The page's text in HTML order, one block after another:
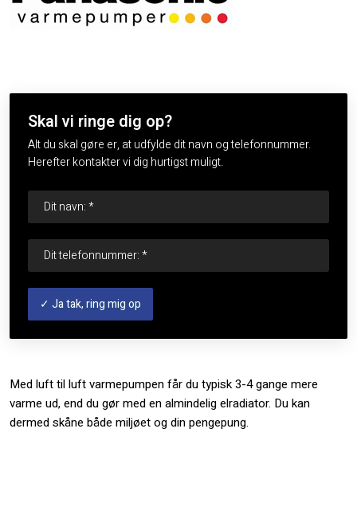
Skal vi ringe dig op?
Alt du skal gøre er, at udfylde dit navn og telefonnummer.
Herefter kontakter vi dig hurtigst muligt.
​Med luft til luft varmepumpen får du typisk 3-4 gange mere
varme ud, end du gør med en almindelig elradiator. Du kan
dermed skåne både miljøet og din pengepung.​